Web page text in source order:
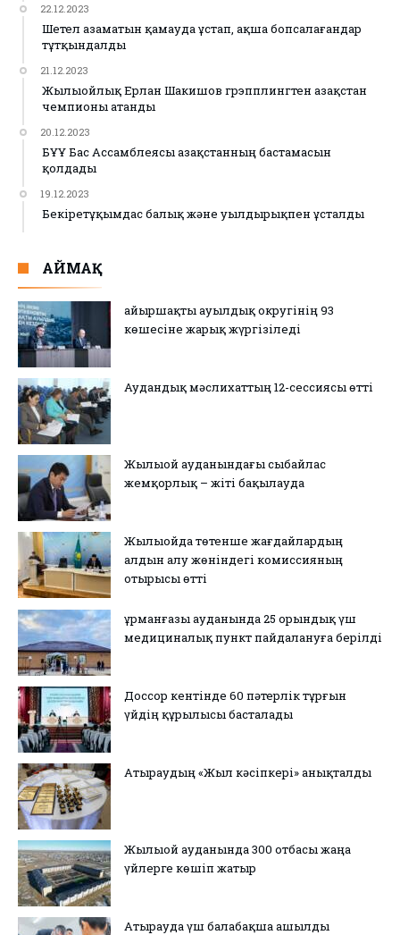
22.12.2023
Шетел азаматын қамауда ұстап, ақша бопсалағандар
тұтқындалды
21.12.2023
Жылыойлық Ерлан Шакишов грэпплингтен Қазақстан
чемпионы атанды
20.12.2023
БҰҰ Бас Ассамблеясы Қазақстанның бастамасын
қолдады
19.12.2023
Бекіретұқымдас балық және уылдырықпен ұсталды
АЙМАҚ
Қайыршақты ауылдық округінің 93
көшесіне жарық жүргізіледі
Аудандық мәслихаттың 12-сессиясы өтті
Жылыой ауданындағы сыбайлас
жемқорлық – жіті бақылауда
Жылыойда төтенше жағдайлардың
алдын алу жөніндегі комиссияның
отырысы өтті
Құрманғазы ауданында 25 орындық үш
медициналық пункт пайдалануға берілді
Доссор кентінде 60 пәтерлік тұрғын
үйдің құрылысы басталады
Атыраудың «Жыл кәсіпкері» анықталды
Жылыой ауданында 300 отбасы жаңа
үйлерге көшіп жатыр
Атырауда үш балабақша ашылды